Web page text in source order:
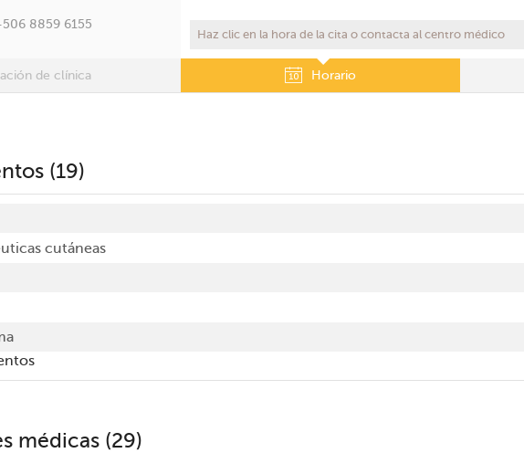
8859 6155
Haz clic en la hora de la cita o contacta al centro médico
de clínica Horario
(19)
cutáneas
médicas (29)